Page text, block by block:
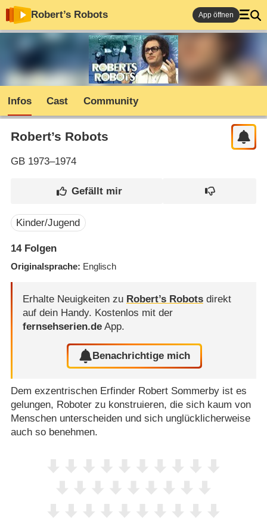
Robert’s Robots App öffnen
Infos Cast Community
Robert’s Robots
GB1973–1974
Kinder/Jugend
14Folgen
Originalsprache Englisch
Erhalte Neuigkeiten zu Robert’s Robotsdirekt
auf dein Handy. Kostenlos mit der
fernsehserien.deApp.
Benachrichtige mich
Dem exzentrischen Erfinder Robert Sommerby ist es
gelungen, Roboter zu konstruieren, die sich kaum von
Menschen unterscheiden und sich unglücklicherweise
auch so benehmen.